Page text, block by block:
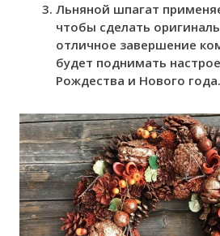
Льняной шпагат
чтобы сделать
отличное завершение
будет поднимать
Рождества и Нового года.